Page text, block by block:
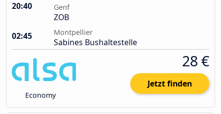
20:40 Genf
ZOB
02:45
Montpellier
Sabines Bushaltestelle
Economy
28 €
Jetzt finden